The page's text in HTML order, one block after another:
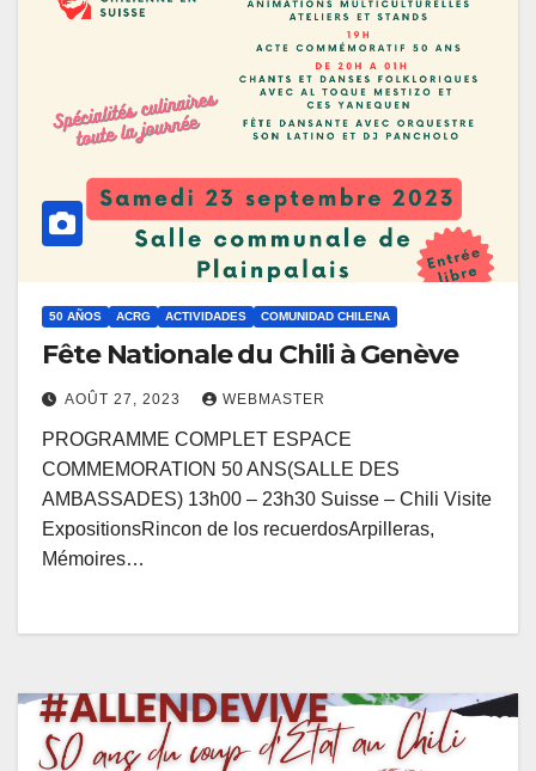
50 AÑOS ACRG ACTIVIDADES COMUNIDAD CHILENA
Fête Nationale du Chili à Genève
AOÛT 27, 2023 WEBMASTER
PROGRAMME COMPLET ESPACE
COMMEMORATION 50 ANS(SALLE DES
AMBASSADES) 13h00 – 23h30 Suisse – Chili Visite
ExpositionsRincon de los recuerdosArpilleras,
Mémoires…